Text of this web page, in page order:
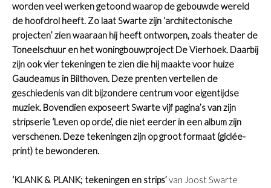
worden veel werken getoond waarop de gebouwde wereld
de hoofdrol heeft. Zo laat Swarte zijn ‘architectonische
projecten’ zien waaraan hij heeft ontworpen, zoals theater de
Toneelschuur en het woningbouwproject De Vierhoek. Daarbij
zijn ook vier tekeningen te zien die hij maakte voor huize
Gaudeamus in Bilthoven. Deze prenten vertellen de
geschiedenis van dit bijzondere centrum voor eigentijdse
muziek. Bovendien exposeert Swarte vijf pagina’s van zijn
stripserie ‘Leven op orde’, die niet eerder in een album zijn
verschenen. Deze tekeningen zijn op groot formaat (giclée-
print) te bewonderen.
‘KLANK & PLANK; tekeningen en strips’van Joost Swarte